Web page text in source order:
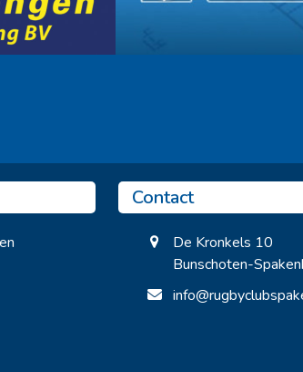
Contact
De Kronkels 10
Bunschoten-